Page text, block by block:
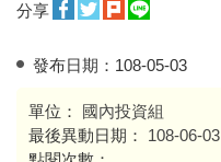
分享
發布日期： 108-05-03
單位：
國內投資組
最後異動日期：
108-06-03